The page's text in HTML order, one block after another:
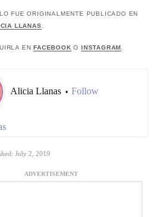
FUE ORIGINALMENTE PUBLICADO EN
LLANAS.
ENFACEBOOK OINSTAGRAM.
Alicia Llanas • Follow
July 2, 2019
ADVERTISEMENT